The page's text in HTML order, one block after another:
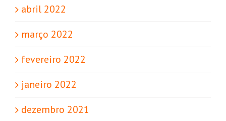
abril 2022
março 2022
fevereiro 2022
janeiro 2022
dezembro 2021